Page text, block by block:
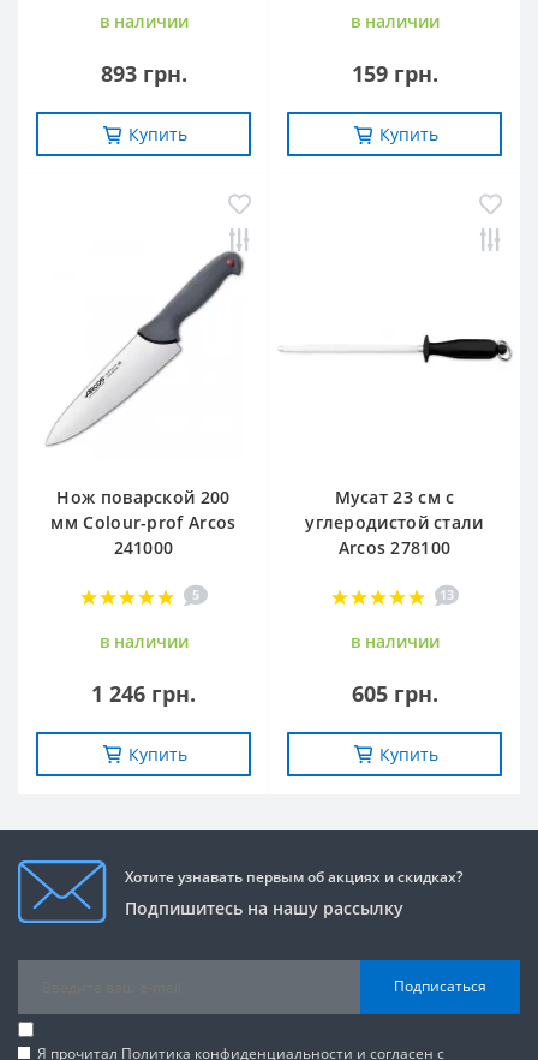
в наличии
893 грн.
Купить
в наличии
159 грн.
Купить
Нож поварской 200
мм Сolour-prof Arcos
241000
5
в наличии
1 246 грн.
Купить
Мусат 23 см с
углеродистой стали
Arcos 278100
13
в наличии
605 грн.
Купить
Хотите узнавать первым об акциях и скидках?
Подпишитесь на нашу рассылку
Подписаться
Я прочитал Политика конфиденциальности и согласен с